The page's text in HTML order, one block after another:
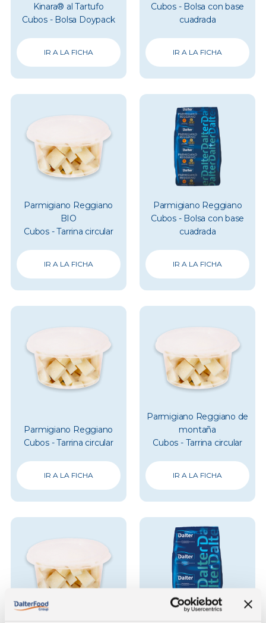
Kinara® al Tartufo
Cubos - Bolsa Doypack
IR A LA FICHA
Cubos - Bolsa con base
cuadrada
IR A LA FICHA
Parmigiano Reggiano
BIO
Cubos - Tarrina circular
IR A LA FICHA
Parmigiano Reggiano
Cubos - Bolsa con base
cuadrada
IR A LA FICHA
Parmigiano Reggiano
Cubos - Tarrina circular
IR A LA FICHA
Parmigiano Reggiano de
montaña
Cubos - Tarrina circular
IR A LA FICHA